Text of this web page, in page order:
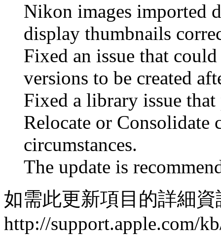
Nikon images imported
display thumbnails
Fixed an issue that
versions to be created
Fixed a library issue
Relocate or Consolidate
circumstances.
The update is
如需此更新項目的詳細
http://support.apple.com/